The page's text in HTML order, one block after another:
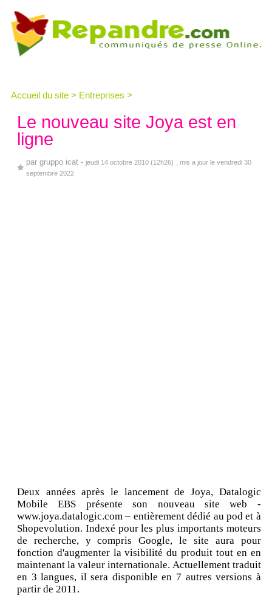
Accueil du site > Entreprises >
Le nouveau site Joya est en
ligne
par gruppo icat - jeudi 14 octobre 2010 (12h26)
, mis a jour le vendredi 30
septembre 2022
Deux années après le lancement de Joya, Datalogic
Mobile EBS présente son nouveau site web -
www.joya.datalogic.com – entièrement dédié au pod et à
Shopevolution. Indexé pour les plus importants moteurs
de recherche, y compris Google, le site aura pour
fonction d'augmenter la visibilité du produit tout en en
maintenant la valeur internationale. Actuellement traduit
en 3 langues, il sera disponible en 7 autres versions à
partir de 2011.